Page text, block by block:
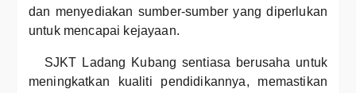
dan menyediakan sumber-sumber yang diperlukan
untuk mencapai kejayaan.
SJKT Ladang Kubang sentiasa berusaha untuk
meningkatkan kualiti pendidikannya, memastikan